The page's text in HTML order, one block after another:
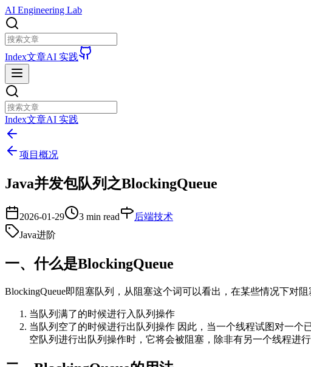
AI Engineering Lab
Index文章AI 实践
Index文章AI 实践
项目概况
Java并发包队列之BlockingQueue
2026-01-29 3 min read
后端技术
Java进阶
一、什么是BlockingQueue
BlockingQueue即阻塞队列，从阻塞这个词可以看出，在某些情况下对
当队列满了的时候进行入队列操作
当队列空了的时候进行出队列操作 因此，当一个线程试图对一
空队列进行出队列操作时，它将会被阻塞，除非有另一个线程进行